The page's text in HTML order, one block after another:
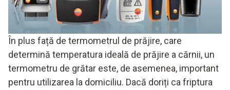
În plus față de termometrul de prăjire, care
determină temperatura ideală de prăjire a cărnii, un
termometru de grătar este, de asemenea, important
pentru utilizarea la domiciliu. Dacă doriți ca friptura